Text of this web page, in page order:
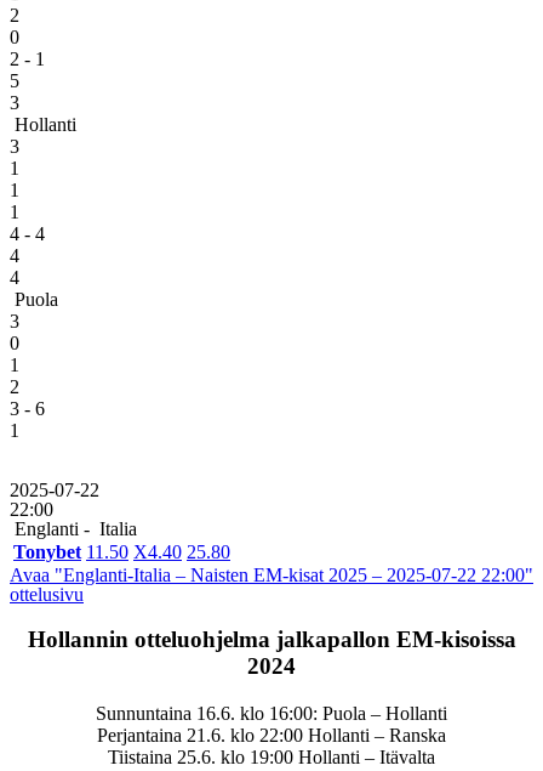
2
0
2 - 1
5
3
Hollanti
3
1
1
1
4 - 4
4
4
Puola
3
0
1
2
3 - 6
1
2025-07-22
22:00
Englanti - Italia
Tonybet 11.50 X4.40 25.80
Avaa "Englanti-Italia – Naisten EM-kisat 2025 – 2025-07-22 22:00"
ottelusivu
Hollannin otteluohjelma jalkapallon EM-kisoissa
2024
Sunnuntaina 16.6. klo 16:00: Puola – Hollanti
Perjantaina 21.6. klo 22:00 Hollanti – Ranska
Tiistaina 25.6. klo 19:00 Hollanti – Itävalta